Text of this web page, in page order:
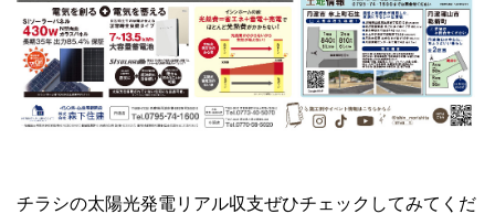
チラシの太陽光発電リアル収支ぜひチェックしてみてくだ